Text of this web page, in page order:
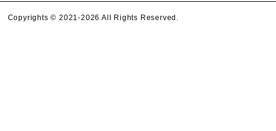
Copyrights ©️ 2021-2026 All Rights Reserved.